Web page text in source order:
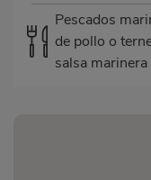
Pescados
de pollo o
salsa marinera